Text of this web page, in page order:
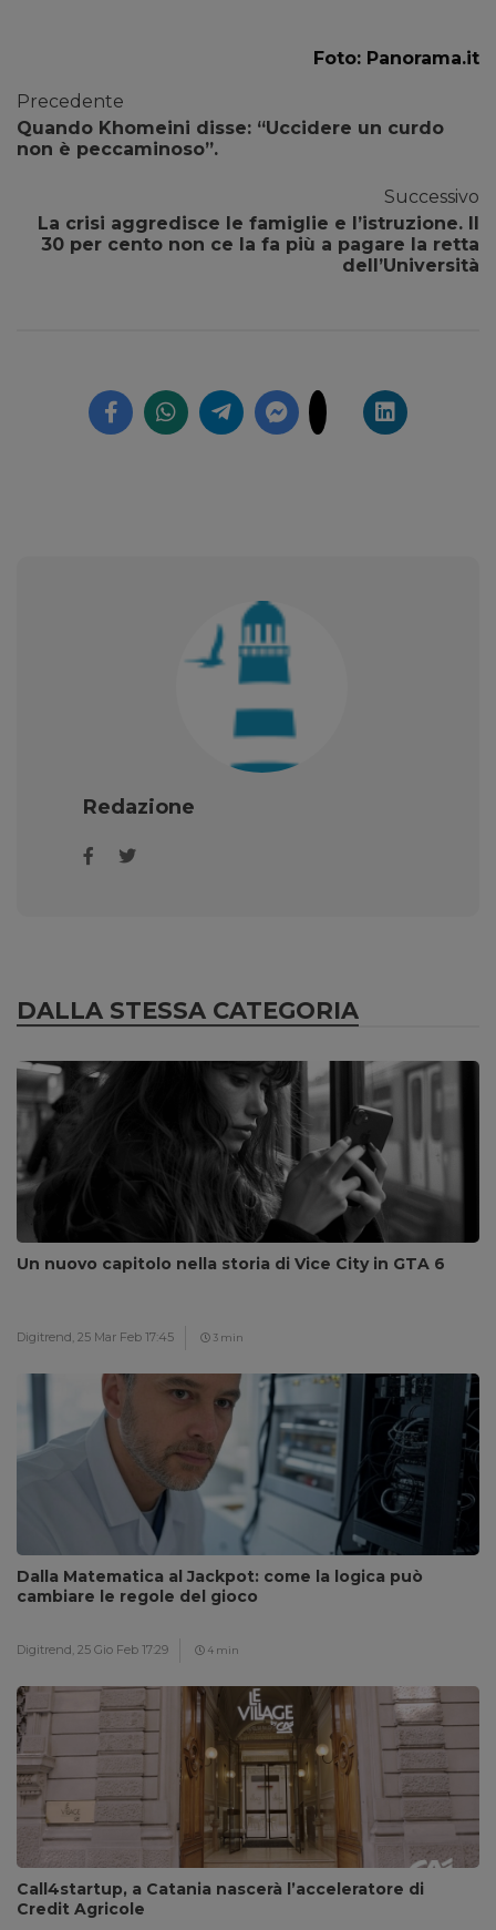
Foto: Panorama.it
Precedente
Quando Khomeini disse: “Uccidere un curdo
non è peccaminoso”.
Successivo
La crisi aggredisce le famiglie e l’istruzione. Il
30 per cento non ce la fa più a pagare la retta
dell’Università
Redazione
DALLA STESSA CATEGORIA
Un nuovo capitolo nella storia di Vice City in GTA 6
Digitrend, 25 Mar Feb 17:45 3 min
Dalla Matematica al Jackpot: come la logica può
cambiare le regole del gioco
Digitrend, 25 Gio Feb 17:29 4 min
Call4startup, a Catania nascerà l’acceleratore di
Credit Agricole